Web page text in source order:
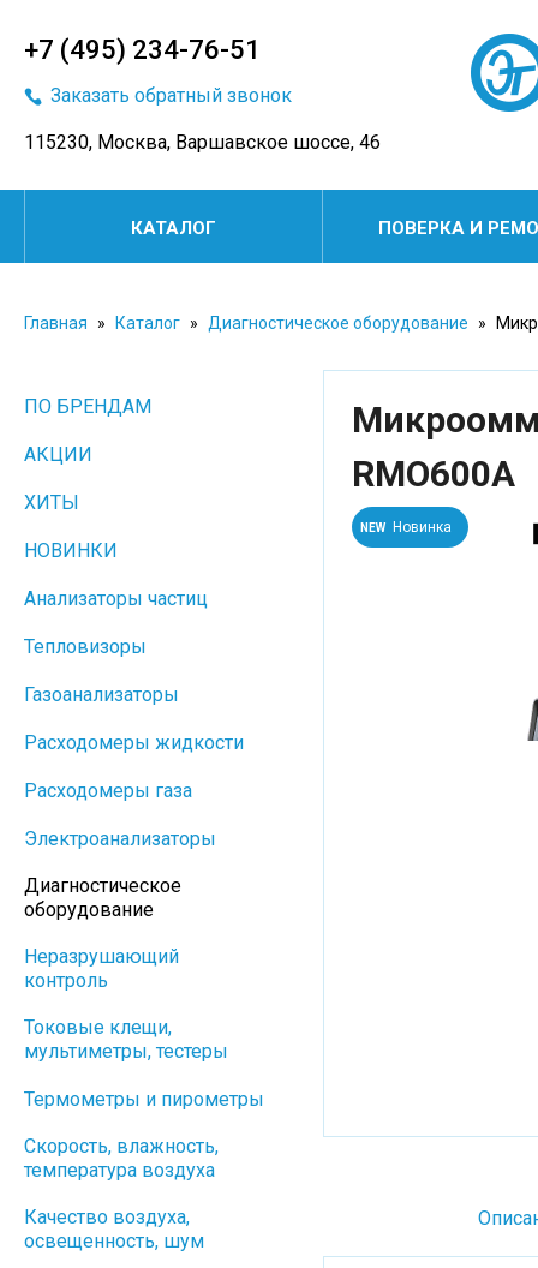
+7 (495) 234-76-51
Заказать обратный звонок
115230, Москва, Варшавское шоссе, 46
КАТАЛОГ ПОВЕРКА И
Главная » Каталог » Диагностическое оборудование »
RMO600A
Новинка
NEW
ПО БРЕНДАМ
АКЦИИ
ХИТЫ
НОВИНКИ
Анализаторы частиц
Тепловизоры
Газоанализаторы
Расходомеры жидкости
Расходомеры газа
Электроанализаторы
Диагностическое
оборудование
Неразрушающий
контроль
Токовые клещи,
мультиметры, тестеры
Термометры и пирометры
Скорость, влажность,
температура воздуха
Качество воздуха,
освещенность, шум